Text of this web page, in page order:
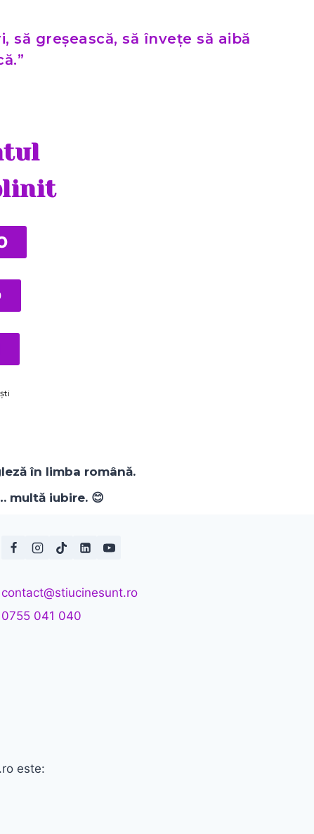
greșească, să învețe să aibă
în limba română.
multă iubire. 😊
contact@stiucinesunt.ro
0755 041 040
este: